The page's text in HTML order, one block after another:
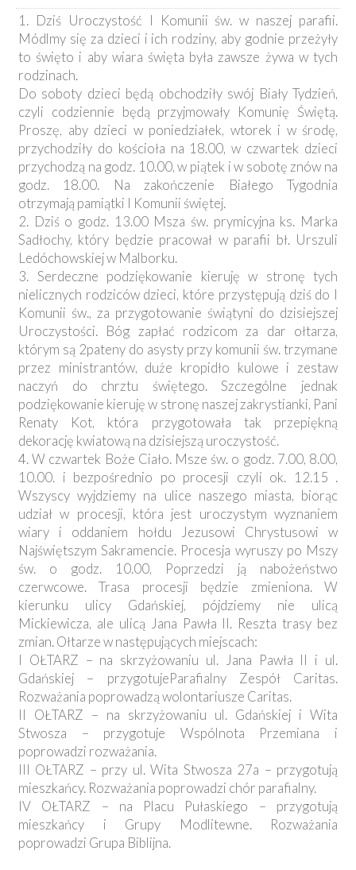
Galeria
Dekanat
Nowy
Staw
Kolegiacka
Duszpasterze
Polecane
strony
Ochrona
Małoletnich
1. Dziś Uroczystość I Komunii św. w naszej parafii.
Módlmy się za dzieci i ich rodziny, aby godnie przeżyły
to święto i aby wiara święta była zawsze żywa w tych
rodzinach.
Do soboty dzieci będą obchodziły swój Biały Tydzień,
czyli codziennie będą przyjmowały Komunię Świętą.
Proszę, aby dzieci w poniedziałek, wtorek i w środę,
przychodziły do kościoła na 18.00, w czwartek dzieci
przychodzą na godz. 10.00, w piątek i w sobotę znów na
godz. 18.00. Na zakończenie Białego Tygodnia
otrzymają pamiątki I Komunii świętej.
2. Dziś o godz. 13.00 Msza św. prymicyjna ks. Marka
Sadłochy, który będzie pracował w parafii bł. Urszuli
Ledóchowskiej w Malborku.
3. Serdeczne podziękowanie kieruję w stronę tych
nielicznych rodziców dzieci, które przystępują dziś do I
Komunii św., za przygotowanie świątyni do dzisiejszej
Uroczystości. Bóg zapłać rodzicom za dar ołtarza,
którym są 2pateny do asysty przy komunii św. trzymane
przez ministrantów, duże kropidło kulowe i zestaw
naczyń do chrztu świętego. Szczególne jednak
podziękowanie kieruję w stronę naszej zakrystianki, Pani
Renaty Kot, która przygotowała tak przepiękną
dekorację kwiatową na dzisiejszą uroczystość.
4. W czwartek Boże Ciało. Msze św. o godz. 7.00, 8.00,
10.00. i bezpośrednio po procesji czyli ok. 12.15 .
Wszyscy wyjdziemy na ulice naszego miasta, biorąc
udział w procesji, która jest uroczystym wyznaniem
wiary i oddaniem hołdu Jezusowi Chrystusowi w
Najświętszym Sakramencie. Procesja wyruszy po Mszy
św. o godz. 10.00, Poprzedzi ją nabożeństwo
czerwcowe. Trasa procesji będzie zmieniona. W
kierunku ulicy Gdańskiej, pójdziemy nie ulicą
Mickiewicza, ale ulicą Jana Pawła II. Reszta trasy bez
zmian. Ołtarze w następujących miejscach:
I OŁTARZ – na skrzyżowaniu ul. Jana Pawła II i ul.
Gdańskiej – przygotujeParafialny Zespół Caritas.
Rozważania poprowadzą wolontariusze Caritas.
II OŁTARZ – na skrzyżowaniu ul. Gdańskiej i Wita
Stwosza – przygotuje Wspólnota Przemiana i
poprowadzi rozważania.
III OŁTARZ – przy ul. Wita Stwosza 27a – przygotują
mieszkańcy. Rozważania poprowadzi chór parafialny.
IV OŁTARZ – na Placu Pułaskiego – przygotują
mieszkańcy i Grupy Modlitewne. Rozważania
poprowadzi Grupa Biblijna.